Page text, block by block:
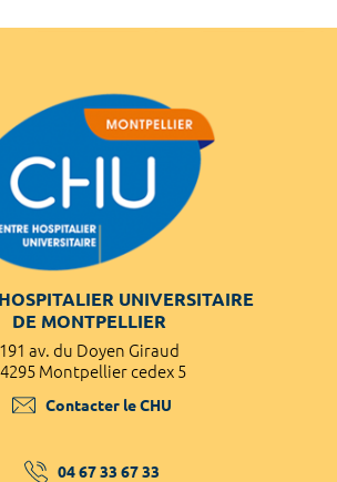
UNIVERSITAIRE
DE MONTPELLIER
191 av. du Doyen Giraud
Montpellier cedex 5
Contacter le CHU
04 67 33 67 33